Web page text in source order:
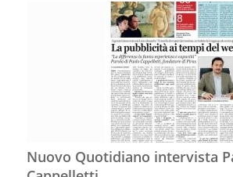
Nuovo Quotidiano intervista